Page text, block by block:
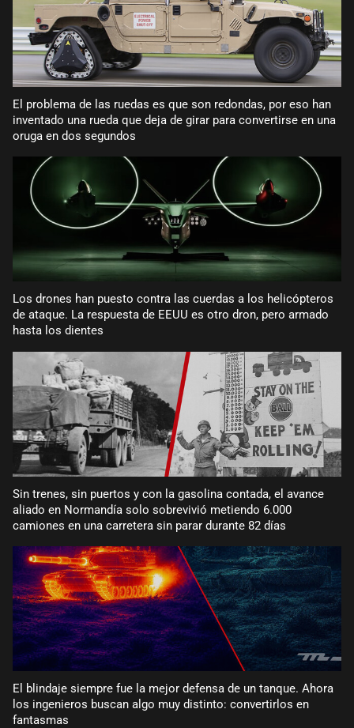
El problema de las ruedas es que son redondas, por eso han
inventado una rueda que deja de girar para convertirse en una
oruga en dos segundos
Los drones han puesto contra las cuerdas a los helicópteros
de ataque. La respuesta de EEUU es otro dron, pero armado
hasta los dientes
Sin trenes, sin puertos y con la gasolina contada, el avance
aliado en Normandía solo sobrevivió metiendo 6.000
camiones en una carretera sin parar durante 82 días
El blindaje siempre fue la mejor defensa de un tanque. Ahora
los ingenieros buscan algo muy distinto: convertirlos en
fantasmas